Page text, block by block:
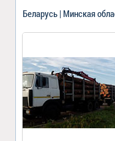
Беларусь | Минская